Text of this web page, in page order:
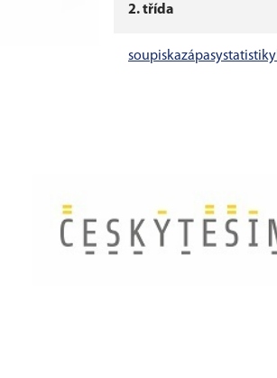
2. třída
soupiskazápasystatistiky